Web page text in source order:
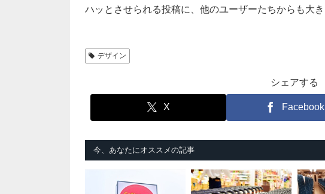
ハッとさせられる投稿に、他のユーザーたちからも大
デザイン
シェアする
X Facebook
今、あなたにオススメの記事